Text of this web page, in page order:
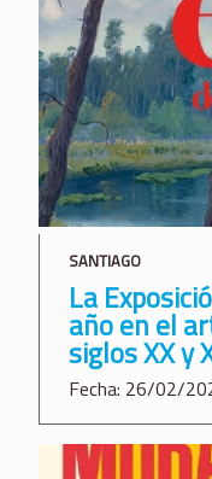
SANTIAGO
La
año en el
siglos XX y
Fecha: 26/02/